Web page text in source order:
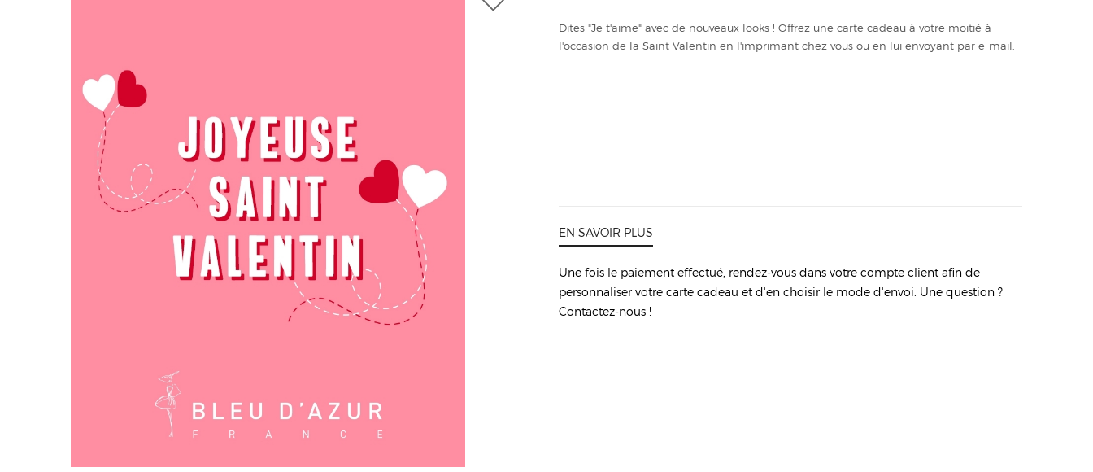
Dites "Je t'aime" avec de nouveaux looks ! Offrez une carte cadeau à votre moitié à
l'occasion de la Saint Valentin en l'imprimant chez vous ou en lui envoyant par e-mail.
EN SAVOIR PLUS
Une fois le paiement effectué, rendez-vous dans votre compte client afin de
personnaliser votre carte cadeau et d'en choisir le mode d'envoi. Une question ?
Contactez-nous !